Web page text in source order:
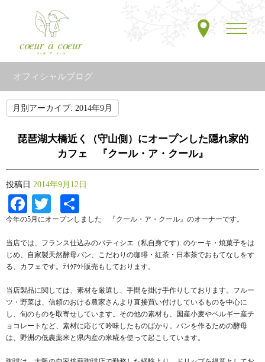
オフィシャルブログ
月別アーカイブ: 2014年9月
琵琶湖大橋近く（守山側）にオープンした隠れ家的
カフェ 『クール・ア・クール』
投稿日 2014年9月12日
Facebook
Twitter
有
今年の5月にオープンしました 『クール・ア・クール』のオーナーです。
当店では、フランス仕込みのパティシエ（私自身です）のケーキ・焼菓子をは
じめ、自家製天然酵母パン、こだわりの珈琲・紅茶・日本茶でおもてなしをす
る、カフェです。ﾃｲｸｱｳﾄ販売もしております。
当店製品に関しては、素材を厳選し、手間を掛け手作りしております。フルー
ツ・野菜は、信頼のおける農家さんより直接買い付けしているものを中心に
し、旬のものを取寄せしています。その他の素材も、国産小麦やベルギー産チ
ョコレートなど、素材に応じて吟味したものばかり。パンを作るための酵母
は、野洲の低農薬米と県内産の米糀を使って起こしています。